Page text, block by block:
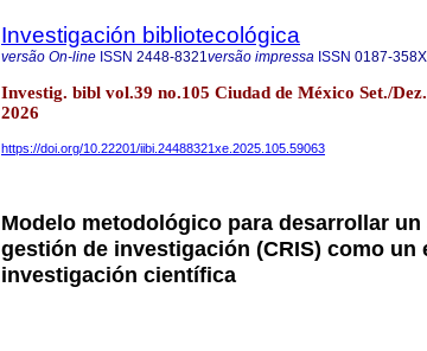
Investigación bibliotecológica
versão On-line ISSN 2448-8321versão impressa ISSN 0187-358X
Investig. bibl vol.39 no.105 Ciudad de México Set./
2026
https://doi.org/10.22201/iibi.24488321xe.2025.105.59063
Modelo metodológico para desarrollar un
gestión de investigación (CRIS) como un
investigación científica